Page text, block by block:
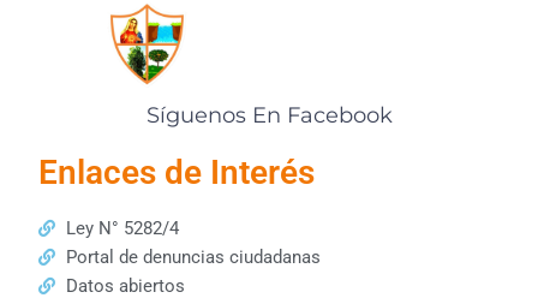
Síguenos En Facebook
Enlaces de Interés
Ley N° 5282/4
Portal de denuncias ciudadanas
Datos abiertos